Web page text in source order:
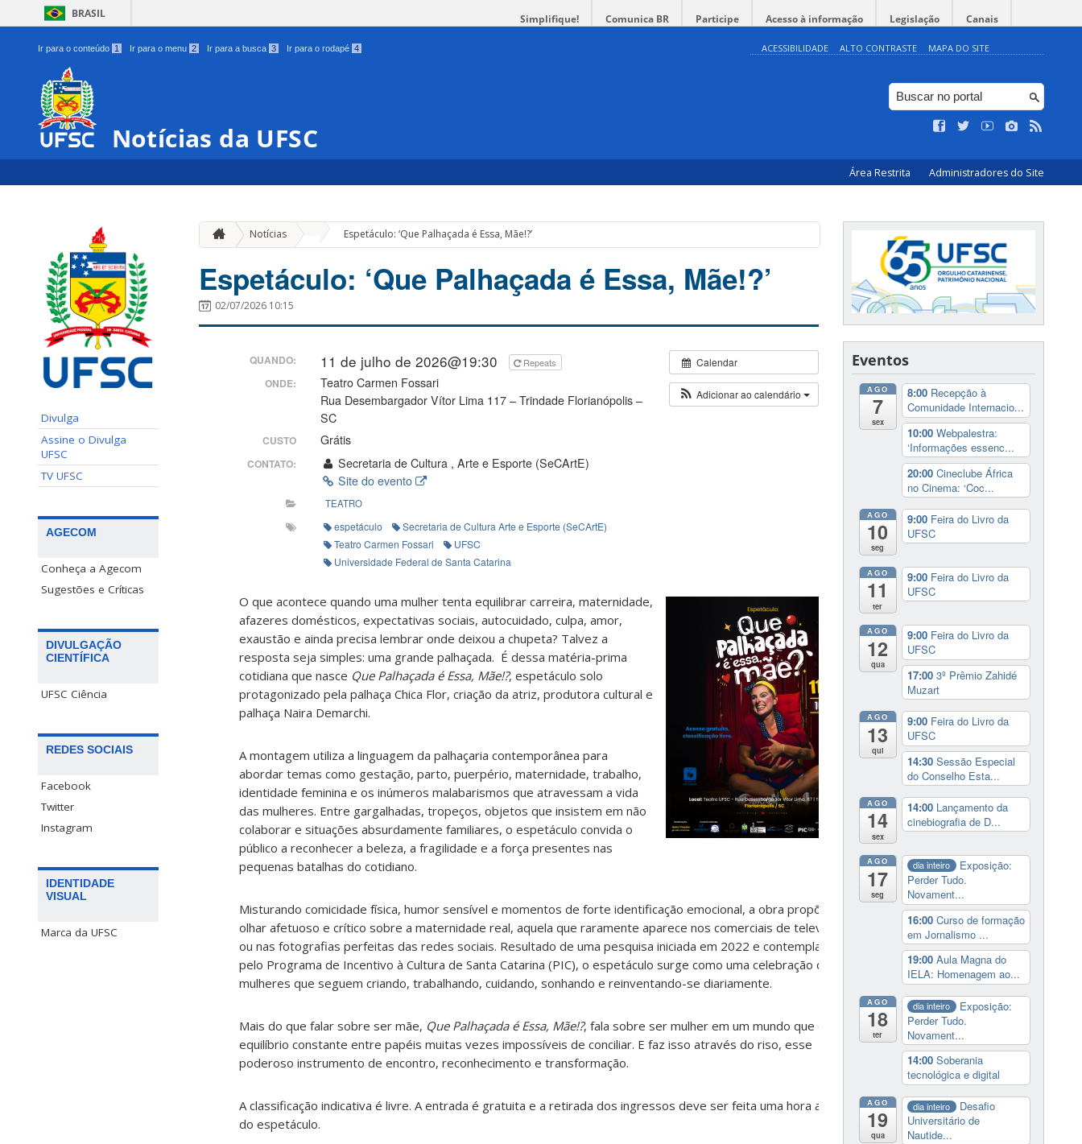
BRASIL Simplifique! Comunica BR Participe Acesso à informação Legislação Canais
Ir para o conteúdo 1 Ir para o menu 2 Ir para a busca 3 Ir para o rodapé 4 ACESSIBILIDADE ALTO CONTRASTE MAPA DO SITE
Notícias da UFSC
Área Restrita Administradores do Site
Divulga
Assine o Divulga
UFSC
TV UFSC
AGECOM
Conheça a Agecom
Sugestões e Críticas
DIVULGAÇÃO
CIENTÍFICA
UFSC Ciência
REDES SOCIAIS
Facebook
Twitter
Instagram
IDENTIDADE
VISUAL
Marca da UFSC
Notícias Espetáculo: ‘Que Palhaçada é Essa, Mãe!?’
Espetáculo: ‘Que Palhaçada é Essa, Mãe!?’
02/07/2026 10:15
Calendar
Adicionar ao calendário
QUANDO: 11 de julho de 2026@19:30 Repeats
ONDE:
Teatro Carmen Fossari
Rua Desembargador Vítor Lima 117 – Trindade Florianópolis –
SC
CUSTO Grátis
CONTATO:
Secretaria de Cultura , Arte e Esporte (SeCArtE)
Site do evento
TEATRO
espetáculo
Secretaria de Cultura Arte e Esporte (SeCArtE)
Teatro Carmen Fossari
UFSC
Universidade Federal de Santa Catarina
O que acontece quando uma mulher tenta equilibrar carreira, maternidade,
afazeres domésticos, expectativas sociais, autocuidado, culpa, amor,
exaustão e ainda precisa lembrar onde deixou a chupeta? Talvez a
resposta seja simples: uma grande palhaçada. É dessa matéria-prima
cotidiana que nasce Que Palhaçada é Essa, Mãe!?, espetáculo solo
protagonizado pela palhaça Chica Flor, criação da atriz, produtora cultural e
palhaça Naira Demarchi.
A montagem utiliza a linguagem da palhaçaria contemporânea para
abordar temas como gestação, parto, puerpério, maternidade, trabalho,
identidade feminina e os inúmeros malabarismos que atravessam a vida
das mulheres. Entre gargalhadas, tropeços, objetos que insistem em não
colaborar e situações absurdamente familiares, o espetáculo convida o
público a reconhecer a beleza, a fragilidade e a força presentes nas
pequenas batalhas do cotidiano.
Misturando comicidade física, humor sensível e momentos de forte identificação emocional, a obra propõe um
olhar afetuoso e crítico sobre a maternidade real, aquela que raramente aparece nos comerciais de televisão
ou nas fotografias perfeitas das redes sociais. Resultado de uma pesquisa iniciada em 2022 e contemplada
pelo Programa de Incentivo à Cultura de Santa Catarina (PIC), o espetáculo surge como uma celebração das
mulheres que seguem criando, trabalhando, cuidando, sonhando e reinventando-se diariamente.
Mais do que falar sobre ser mãe, Que Palhaçada é Essa, Mãe!?, fala sobre ser mulher em um mundo que exige
equilíbrio constante entre papéis muitas vezes impossíveis de conciliar. E faz isso através do riso, esse
poderoso instrumento de encontro, reconhecimento e transformação.
A classificação indicativa é livre. A entrada é gratuita e a retirada dos ingressos deve ser feita uma hora antes
do espetáculo.
Eventos
AGO
7
sex
8:00 Recepção à
Comunidade Internacio...
10:00 Webpalestra:
‘Informações essenc...
20:00 Cineclube África
no Cinema: ‘Coc...
AGO
10
seg
9:00 Feira do Livro da
UFSC
AGO
11
ter
9:00 Feira do Livro da
UFSC
AGO
12
qua
9:00 Feira do Livro da
UFSC
17:00 3º Prêmio Zahidé
Muzart
AGO
13
qui
9:00 Feira do Livro da
UFSC
14:30 Sessão Especial
do Conselho Esta...
AGO
14
sex
14:00 Lançamento da
cinebiografia de D...
AGO
17
seg
dia inteiro
Exposição:
Perder Tudo.
Novament...
16:00 Curso de formação
em Jornalismo ...
19:00 Aula Magna do
IELA: Homenagem ao...
AGO
18
ter
dia inteiro
Exposição:
Perder Tudo.
Novament...
14:00 Soberania
tecnológica e digital
AGO
19
qua
dia inteiro
Desafio
Universitário de
Nautide...